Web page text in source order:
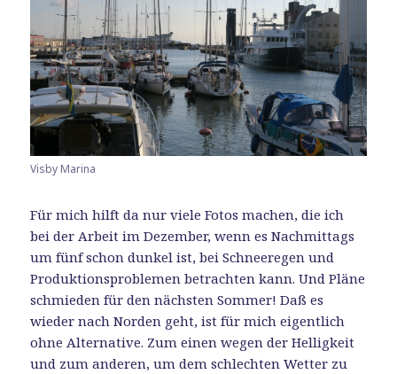
Visby Marina
Für mich hilft da nur viele Fotos machen, die ich
bei der Arbeit im Dezember, wenn es Nachmittags
um fünf schon dunkel ist, bei Schneeregen und
Produktionsproblemen betrachten kann. Und Pläne
schmieden für den nächsten Sommer! Daß es
wieder nach Norden geht, ist für mich eigentlich
ohne Alternative. Zum einen wegen der Helligkeit
und zum anderen, um dem schlechten Wetter zu